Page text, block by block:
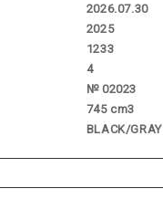
2026.07.30
2025
1233
4
№ 02023
745 cm3
BLACK/GRAY